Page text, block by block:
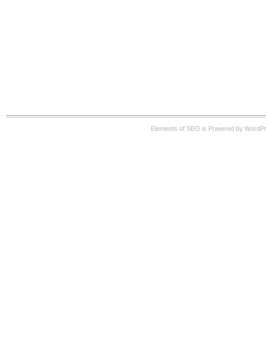
Elements of SEO is Powered by